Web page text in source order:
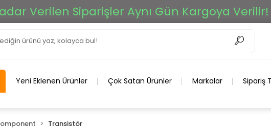
Verilen Siparişler Aynı Gün Kargoya Verilir!
Yeni Eklenen Ürünler Çok Satan Ürünler Markalar Sipariş
Transistör